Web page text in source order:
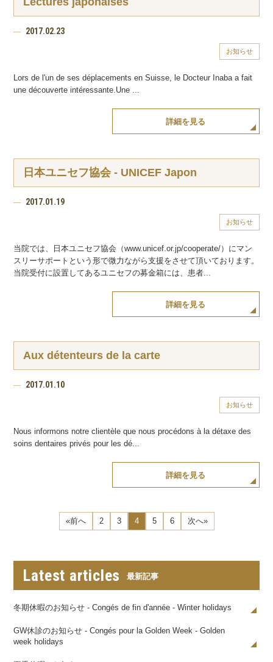
2017.02.23
お知らせ
Lors de l'un de ses déplacements en Suisse, le Docteur Inaba a fait
une découverte intéressante.Une ...
詳細を見る
日本ユニセフ協会 - UNICEF Japon
2017.01.19
お知らせ
当院では、日本ユニセフ協会（www.unicef.or.jp/cooperate/）にマン
スリーサポートという形で微力ながら支援をさせて頂いております。
当院受付に設置してあるユニセフの募金箱には、患者...
詳細を見る
Aux détenteurs de la carte
2017.01.10
お知らせ
Nous informons notre clientèle que nous procédons à la détaxe des
soins dentaires privés pour les dé...
詳細を見る
«前へ 2 3 4 5 6 次へ»
Latest articles 最新記事
冬期休暇のお知らせ - Congés de fin d'année - Winter holidays
GW休診のお知らせ - Congés pour la Golden Week - Golden
week holidays